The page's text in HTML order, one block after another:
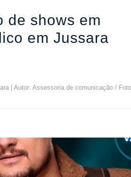
de shows em
em Jussara
| Autor: Assessoria de comunicação /